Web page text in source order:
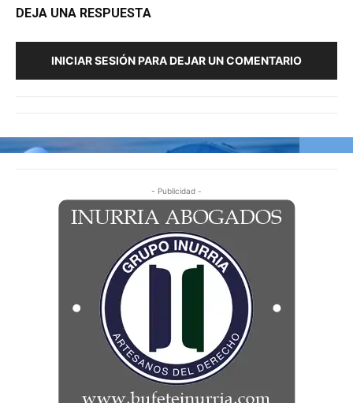
DEJA UNA RESPUESTA
INICIAR SESIÓN PARA DEJAR UN COMENTARIO
- Publicidad -